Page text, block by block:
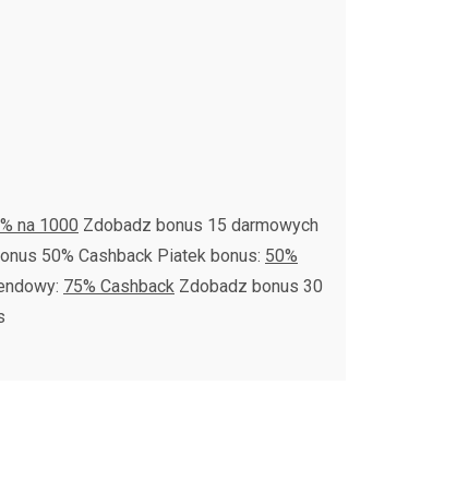
na 1000 Zdobadz bonus 15 darmowych
50% Cashback Piatek bonus: 50%
75% Cashback Zdobadz bonus 30